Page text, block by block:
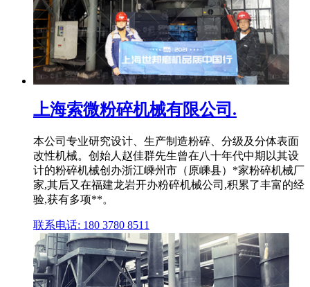
上海索微粉碎机械有限公司.
本公司专业研究设计、生产制造粉碎、分级及分体表面
改性机械。创始人赵佳群先生曾在八十年代中期以其设
计的粉碎机械创办浙江嵊州市（原嵊县）*家粉碎机械厂
家,其后又在福建龙岩开办粉碎机械公司,积累了丰富的经
验,获有多项**。
联系电话: 180 3780 8511